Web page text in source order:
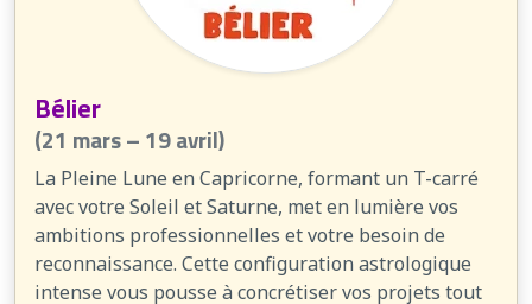
Bélier
(21 mars – 19 avril)
La Pleine Lune en Capricorne, formant un T-carré
avec votre Soleil et Saturne, met en lumière vos
ambitions professionnelles et votre besoin de
reconnaissance. Cette configuration astrologique
intense vous pousse à concrétiser vos projets tout